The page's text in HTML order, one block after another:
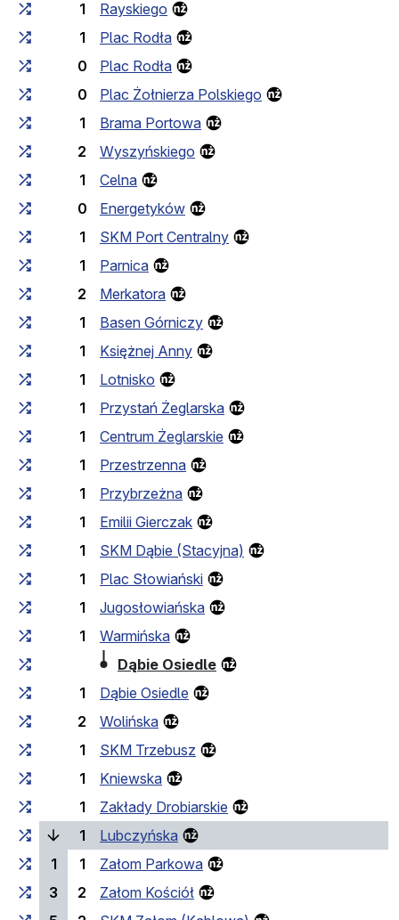
1
Rayskiego
1
Plac Rodła
0
Plac Rodła
0
Plac Żołnierza Polskiego
1
Brama Portowa
2
Wyszyńskiego
1
Celna
0
Energetyków
1
SKM Port Centralny
1
Parnica
2
Merkatora
1
Basen Górniczy
1
Księżnej Anny
1
Lotnisko
1
Przystań Żeglarska
1
Centrum Żeglarskie
1
Przestrzenna
1
Przybrzeżna
1
Emilii Gierczak
1
SKM Dąbie (Stacyjna)
1
Plac Słowiański
1
Jugosłowiańska
1
Warmińska
Dąbie Osiedle
1
Dąbie Osiedle
2
Wolińska
1
SKM Trzebusz
1
Kniewska
1
Zakłady Drobiarskie
1
Lubczyńska
1
1
Załom Parkowa
3
2
Załom Kościół